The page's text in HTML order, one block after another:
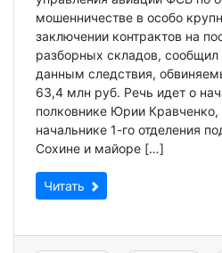
мошенничестве в особо
заключении контрактов на
разборных складов,
данным следствия,
63,4 млн руб. Речь идет о
полковнике Юрии
начальнике 1-го отделения
Сохине и майоре […]
Читать